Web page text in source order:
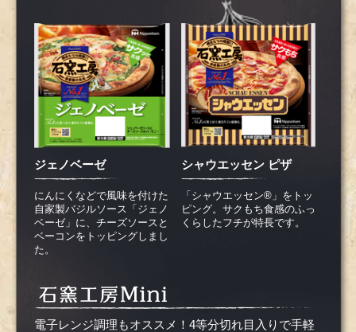
ジェノベーゼ
にんにくなどで風味を付けた
自家製バジルソース「ジェノ
ベーゼ」に、チーズソースと
ベーコンをトッピングしまし
た。
シャウエッセン ピザ
「シャウエッセン®」をトッ
ピング。サクもち食感のふっ
くらしたフチが特長です。
電子レンジ調理もオススメ！4等分切れ目入りで手軽